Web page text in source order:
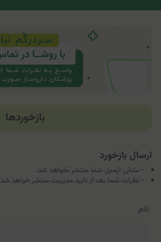
بازخوردها
ارسال بازخورد
- نشانی ایمیل شما منتشر نخواهد شد.
- نظرات شما بعد از تایید مدیریت منتشر خواهد شد
نام